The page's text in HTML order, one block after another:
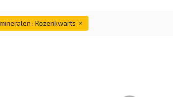
mineralen : Rozenkwarts